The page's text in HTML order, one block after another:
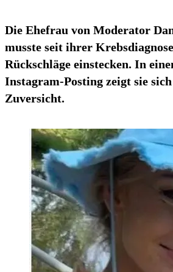
Die Ehefrau von Moderator
musste seit ihrer
Rückschläge einstecken. In
Instagram-Posting zeigt sie
Zuversicht.